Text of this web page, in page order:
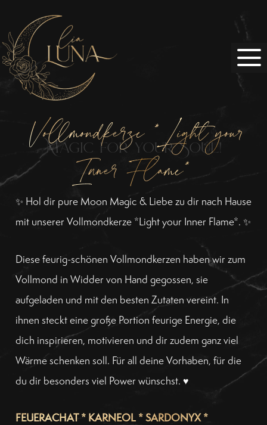
Inhalt
springen
Vollmondkerze *Light your
Inner Flame*
✨ Hol dir pure Moon Magic & Liebe zu dir nach Hause
mit unserer Vollmondkerze *Light your Inner Flame*. ✨
Diese feurig-schönen Vollmondkerzen haben wir zum
Vollmond in Widder von Hand gegossen, sie
aufgeladen und mit den besten Zutaten vereint. In
ihnen steckt eine große Portion feurige Energie, die
dich inspirieren, motivieren und dir zudem ganz viel
Wärme schenken soll. Für all deine Vorhaben, für die
du dir besonders viel Power wünschst. ♥
FEUERACHAT * KARNEOL * SARDONYX *